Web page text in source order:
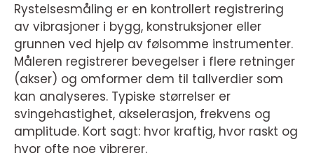
Rystelsesmåling er en kontrollert registrering
av vibrasjoner i bygg, konstruksjoner eller
grunnen ved hjelp av følsomme instrumenter.
Måleren registrerer bevegelser i flere retninger
(akser) og omformer dem til tallverdier som
kan analyseres. Typiske størrelser er
svingehastighet, akselerasjon, frekvens og
amplitude. Kort sagt: hvor kraftig, hvor raskt og
hvor ofte noe vibrerer.